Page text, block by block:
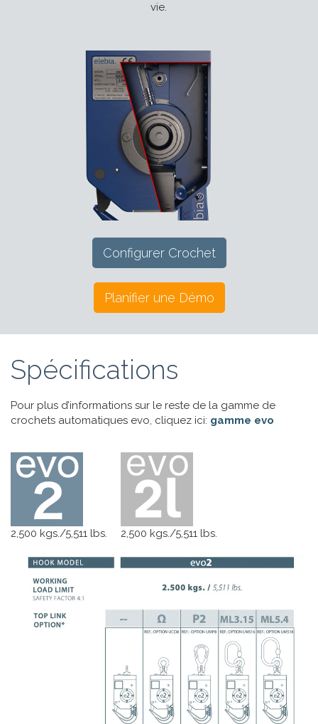
vie.
Configurer Crochet
Planifier une Démo
Spécifications
Pour plus d’informations sur le reste de la gamme de
crochets automatiques evo, cliquez ici: gamme evo
2,500 kgs./5,511 lbs. 2,500 kgs./5,511 lbs.